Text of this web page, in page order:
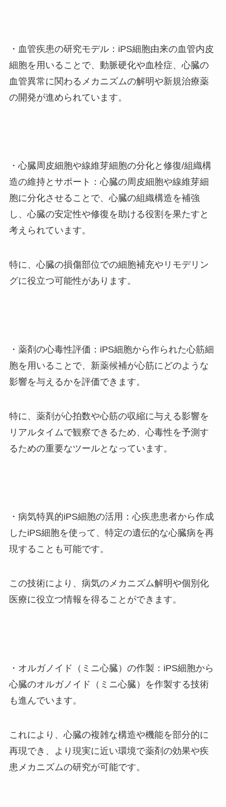
・血管疾患の研究モデル：iPS細胞由来の血管内皮
細胞を用いることで、動脈硬化や血栓症、心臓の
血管異常に関わるメカニズムの解明や新規治療薬
の開発が進められています。
・心臓周皮細胞や線維芽細胞の分化と修復/組織構
造の維持とサポート：心臓の周皮細胞や線維芽細
胞に分化させることで、心臓の組織構造を補強
し、心臓の安定性や修復を助ける役割を果たすと
考えられています。
特に、心臓の損傷部位での細胞補充やリモデリン
グに役立つ可能性があります。
・薬剤の心毒性評価：iPS細胞から作られた心筋細
胞を用いることで、新薬候補が心筋にどのような
影響を与えるかを評価できます。
特に、薬剤が心拍数や心筋の収縮に与える影響を
リアルタイムで観察できるため、心毒性を予測す
るための重要なツールとなっています。
・病気特異的iPS細胞の活用：心疾患患者から作成
したiPS細胞を使って、特定の遺伝的な心臓病を再
現することも可能です。
この技術により、病気のメカニズム解明や個別化
医療に役立つ情報を得ることができます。
・オルガノイド（ミニ心臓）の作製：iPS細胞から
心臓のオルガノイド（ミニ心臓）を作製する技術
も進んでいます。
これにより、心臓の複雑な構造や機能を部分的に
再現でき、より現実に近い環境で薬剤の効果や疾
患メカニズムの研究が可能です。